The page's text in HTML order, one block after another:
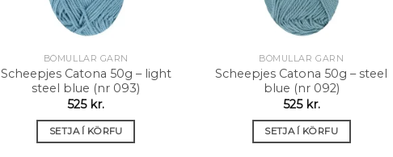
BÓMULLAR GARN
Scheepjes Catona 50g – light
steel blue (nr 093)
525 kr.
SETJA Í KÖRFU
BÓMULLAR GARN
Scheepjes Catona 50g – steel
blue (nr 092)
525 kr.
SETJA Í KÖRFU